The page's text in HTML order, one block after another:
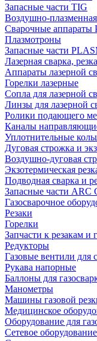
Запасные части TIG
Воздушно-
Сварочные
Плазмотроны
Запасные части
Лазерная сварка,
Аппараты лазерной
Горелки лазерные
Сопла для лазерной
Линзы для лазерной
Ролики подающего
Каналы
Уплотнительные
Дуговая строжка и
Воздушно-дуговая
Экзотермическая
Подводная сварка и
Запасные части
Газосварочное
Резаки
Горелки
Запчасти к резакам и
Редукторы
Газовые вентили для
Рукава напорные
Баллоны для
Манометры
Машины газовой
Медицинское
Оборудование для
Сетевое оборудование